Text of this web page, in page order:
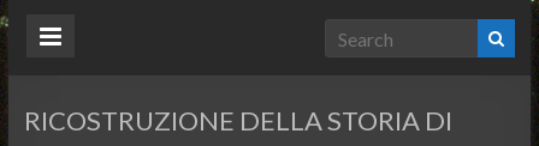
RICOSTRUZIONE DELLA STORIA DI